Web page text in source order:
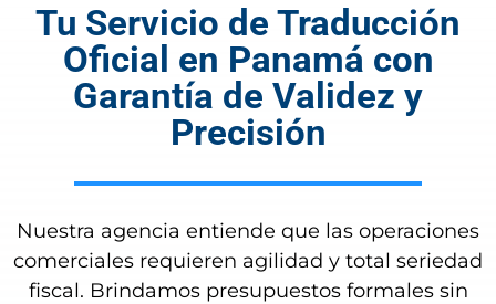
Tu Servicio de Traducción
Oficial en Panamá con
Garantía de Validez y
Precisión
Nuestra agencia entiende que las operaciones
comerciales requieren agilidad y total seriedad
fiscal. Brindamos presupuestos formales sin